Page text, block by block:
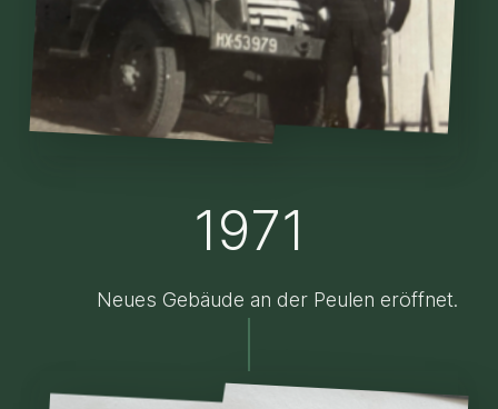
1971
Neues Gebäude an der Peulen eröffnet.